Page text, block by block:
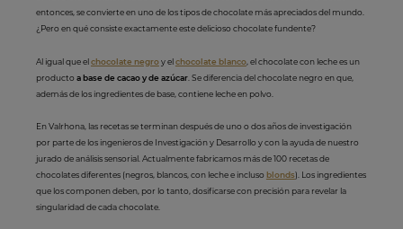
entonces, se convierte en uno de los tipos de chocolate más apreciados del mundo.
¿Pero en qué consiste exactamente este delicioso chocolate fundente?
Al igual que elchocolate negroy elchocolate blanco, el chocolate con leche es un
productoa base de cacao y de azúcar. Se diferencia del chocolate negro en que,
además de los ingredientes de base, contiene leche en polvo.
En Valrhona, las recetas se terminan después de uno o dos años de investigación
por parte de los ingenieros de Investigación y Desarrollo y con la ayuda de nuestro
jurado de análisis sensorial. Actualmente fabricamos más de 100 recetas de
chocolates diferentes (negros, blancos, con leche e incluso blonds). Los ingredientes
que los componen deben, por lo tanto, dosificarse con precisión para revelar la
singularidad de cada chocolate.